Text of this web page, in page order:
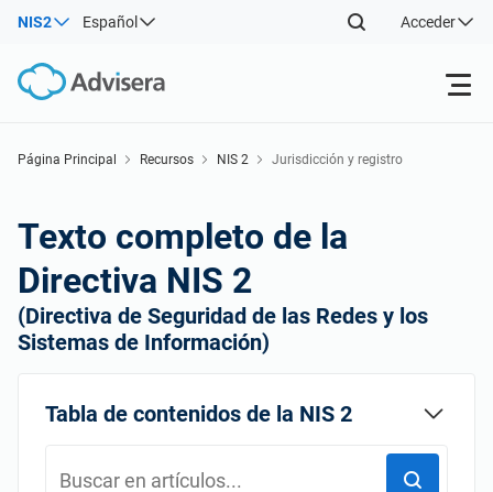
NIS2 Español Acceder
NIS2
DORA
ISO 42001
Back
Por tipo
Por dónde empezar
Otros
Sectores
Back
Consultores
Empresas de TI y SaaS
Página Principal Recursos NIS 2 Jurisdicción y registro
Texto completo de la
Directiva NIS 2
(Directiva de Seguridad de las Redes y los
Sistemas de Información)
Tabla de contenidos de la NIS 2